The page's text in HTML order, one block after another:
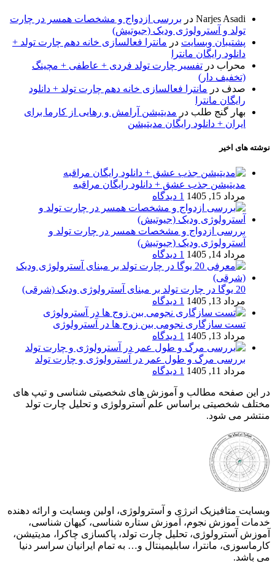
Narjes Asadi در بررسی ازدواج و مشخصات همسر در چارت
تولد و آسترولوژی ودیک (جیوتیش)
پشتیبان وبسایت در مانترا فعالسازی خانه دهم چارت تولد +
دانلود رایگان مانترا
محراب در تفسیر چارت تولد فردی + عاطفی + مچینگ
(تخفیف دار)
صدف در مانترا فعالسازی خانه دهم چارت تولد + دانلود
رایگان مانترا
بهار گنج طلب در مدیتیشن آرامش و رهایی از کارما برای
ایران + دانلود رایگان مدیتیشن
نوشته های اخیر
مدیتیشن جذب عشق + دانلود رایگان مراقبه
مرداد 15, 1405
1 دیدگاه
بررسی ازدواج و مشخصات همسر در چارت تولد و
آسترولوژی ودیک (جیوتیش)
مرداد 14, 1405
1 دیدگاه
20 یوگا در چارت تولد بر مبنای آسترولوژی ودیک (شرقی)
مرداد 13, 1405
1 دیدگاه
تست سازگاری نجومی بین زوج ها در آسترولوژی
مرداد 13, 1405
1 دیدگاه
بررسی مرگ و طول عمر در آسترولوژی و چارت تولد
مرداد 11, 1405
1 دیدگاه
در این صفحه مطالب و آموزش های شخصیتی شناسی و تیپ های
مختلف شخصیتی براساس علم آسترولوژی و تحلیل چارت تولد
منتشر می شود.
وبسایت متافیزیک انرژی و آسترولوژی، اولین وبسایت و ارائه دهنده
خدمات آموزش نجوم، آموزش ستاره شناسی، کیهان شناسی،
آموزش آسترولوژی، تحلیل چارت تولد، پاکسازی چاکرا، مدیتیشن،
کارماسوزی، مانترا، سابلیمینتال و… به تمام ایرانیان سراسر دنیا
می باشد.